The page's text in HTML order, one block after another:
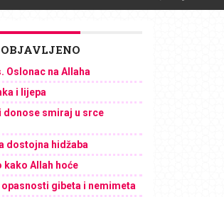
Oslonac na Allaha
i lijepa
donose smiraj u srce
dostojna hidžaba
kako Allah hoće
opasnosti gibeta i nemimeta